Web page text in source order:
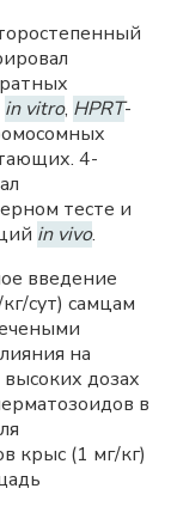
in vitro, HPRT-
4-
тесте и
in vivo.
введение
сут) самцам
на
дозах
в
крыс (1 мг/кг)